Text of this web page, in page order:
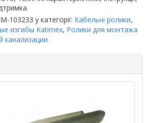
103233 у категорії: Кабельні ролики,
изгибы Katimex, Ролики для монтажа
канализации